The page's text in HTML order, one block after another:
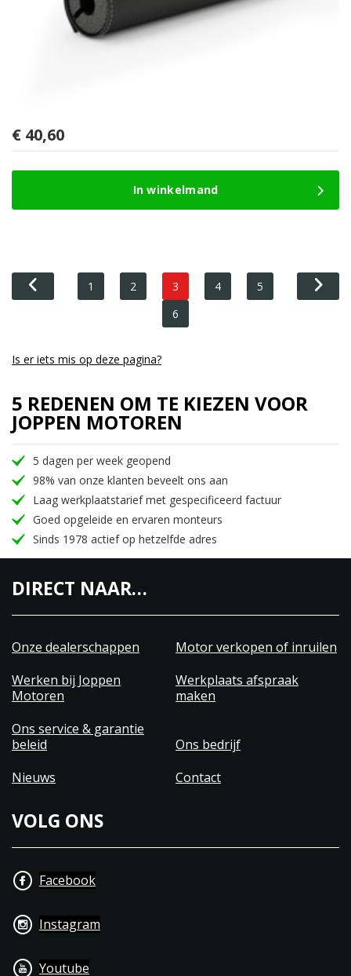
€ 40,60
In winkelmand
1 2 3 4
5
6
Is er iets mis op deze pagina?
5 REDENEN OM TE KIEZEN VOOR
JOPPEN MOTOREN
5 dagen per week geopend
98% van onze klanten beveelt ons aan
Laag werkplaatstarief met gespecificeerd factuur
Goed opgeleide en ervaren monteurs
Sinds 1978 actief op hetzelfde adres
DIRECT NAAR…
Onze dealerschappen
Motor verkopen of inruilen
Werken bij Joppen
Motoren
Werkplaats afspraak
maken
Ons service & garantie
beleid
Ons bedrijf
Nieuws
Contact
VOLG ONS
Facebook
Instagram
Youtube